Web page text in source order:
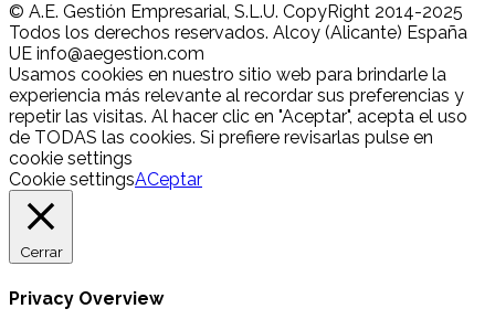
© A.E. Gestión Empresarial, S.L.U. CopyRight 2014-2025
Todos los derechos reservados. Alcoy (Alicante) España
UE info@aegestion.com
Usamos cookies en nuestro sitio web para brindarle la
experiencia más relevante al recordar sus preferencias y
repetir las visitas. Al hacer clic en "Aceptar", acepta el uso
de TODAS las cookies. Si prefiere revisarlas pulse en
cookie settings
Cookie settingsACeptar
Cerrar
Privacy Overview